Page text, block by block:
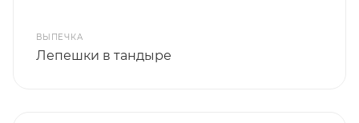
ВЫПЕЧКА
Лепешки в тандыре